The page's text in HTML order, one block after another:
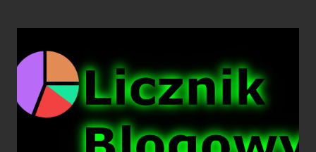
poczytania. Po środku mamy kilkadziesiąt kolorowych zdjęć
z tamtych lat, które ogląda się zupełnie inaczej podczas
lektury, wiedząc już kim są dane osoby na fotografiach.
Książka opisuje Segę od momentu przejęcia przez Toma
Kalinske posady CEO Sega of America w roku 1990, a także